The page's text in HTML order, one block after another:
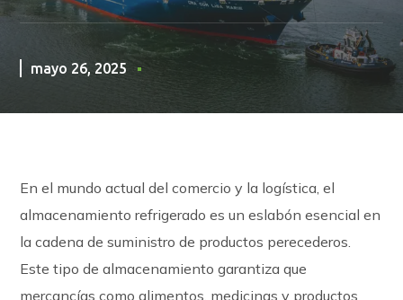
mayo 26, 2025
En el mundo actual del comercio y la logística, el
almacenamiento refrigerado es un eslabón esencial en
la cadena de suministro de productos perecederos.
Este tipo de almacenamiento garantiza que
mercancías como alimentos, medicinas y productos